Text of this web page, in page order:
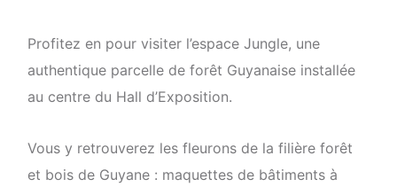
Profitez en pour visiter l’espace Jungle, une
authentique parcelle de forêt Guyanaise installée
au centre du Hall d’Exposition.
Vous y retrouverez les fleurons de la filière forêt
et bois de Guyane : maquettes de bâtiments à